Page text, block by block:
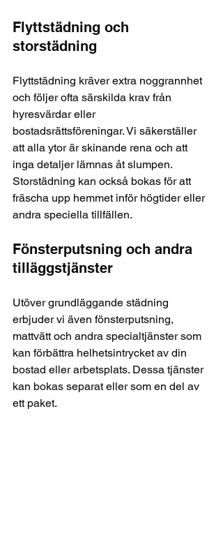
Flyttstädning och
storstädning
Flyttstädning kräver extra noggrannhet
och följer ofta särskilda krav från
hyresvärdar eller
bostadsrättsföreningar. Vi säkerställer
att alla ytor är skinande rena och att
inga detaljer lämnas åt slumpen.
Storstädning kan också bokas för att
fräscha upp hemmet inför högtider eller
andra speciella tillfällen.
Fönsterputsning och andra
tilläggstjänster
Utöver grundläggande städning
erbjuder vi även fönsterputsning,
mattvätt och andra specialtjänster som
kan förbättra helhetsintrycket av din
bostad eller arbetsplats. Dessa tjänster
kan bokas separat eller som en del av
ett paket.